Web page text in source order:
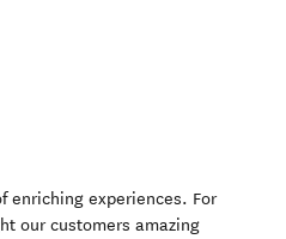
enriching experiences. For
our customers amazing